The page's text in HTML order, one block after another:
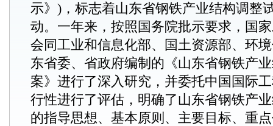
示》)，标志着山东省钢铁产业结构调整
动。一年来，按照国务院批示要求，国
会同工业和信息化部、国土资源部、环
东省委、省政府编制的《山东省钢铁产
案》进行了深入研究，并委托中国国际
行性进行了评估，明确了山东省钢铁产
的指导思想、基本原则、主要目标、重